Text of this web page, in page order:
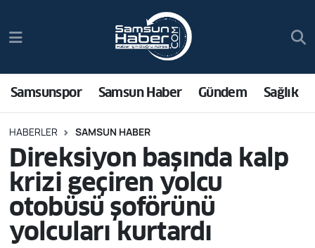
Samsunspor Samsun Haber Gündem Sağlık
HABERLER SAMSUN HABER
Direksiyon başında kalp
krizi geçiren yolcu
otobüsü şoförünü
yolcuları kurtardı
Samsun Haber
Sağlık
Asayiş
Bilim ve Teknoloji
Bölge
Trafik Durumu
Süper Lig Puan Durumu ve Fikstür
Tüm Manşetler
Son Dakika Haberleri
Haber Arşivi